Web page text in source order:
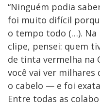
“Ninguém podia
foi muito difícil
o tempo todo (…). Na
clipe, pensei: quem
de tinta vermelha na
você vai ver milhares
o cabelo — e foi
Entre todas as